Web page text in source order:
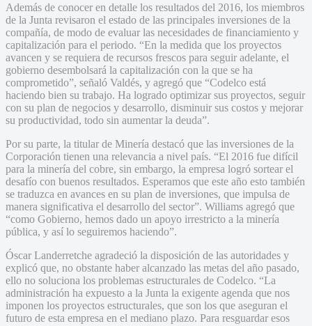
Además de conocer en detalle los resultados del 2016, los miembros
de la Junta revisaron el estado de las principales inversiones de la
compañía, de modo de evaluar las necesidades de financiamiento y
capitalización para el periodo. “En la medida que los proyectos
avancen y se requiera de recursos frescos para seguir adelante, el
gobierno desembolsará la capitalización con la que se ha
comprometido”, señaló Valdés, y agregó que “Codelco está
haciendo bien su trabajo. Ha logrado optimizar sus proyectos, seguir
con su plan de negocios y desarrollo, disminuir sus costos y mejorar
su productividad, todo sin aumentar la deuda”.
Por su parte, la titular de Minería destacó que las inversiones de la
Corporación tienen una relevancia a nivel país. “El 2016 fue difícil
para la minería del cobre, sin embargo, la empresa logró sortear el
desafío con buenos resultados. Esperamos que este año esto también
se traduzca en avances en su plan de inversiones, que impulsa de
manera significativa el desarrollo del sector”. Williams agregó que
“como Gobierno, hemos dado un apoyo irrestricto a la minería
pública, y así lo seguiremos haciendo”.
Óscar Landerretche agradeció la disposición de las autoridades y
explicó que, no obstante haber alcanzado las metas del año pasado,
ello no soluciona los problemas estructurales de Codelco. “La
administración ha expuesto a la Junta la exigente agenda que nos
imponen los proyectos estructurales, que son los que aseguran el
futuro de esta empresa en el mediano plazo. Para resguardar esos